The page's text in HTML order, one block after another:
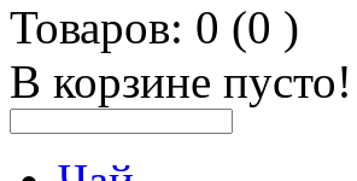
Товаров: 0 (0 )
В корзине пусто!